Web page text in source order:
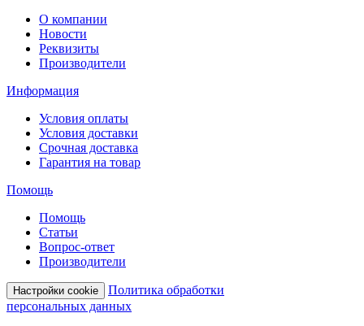
О компании
Новости
Реквизиты
Производители
Информация
Условия оплаты
Условия доставки
Срочная доставка
Гарантия на товар
Помощь
Помощь
Статьи
Вопрос-ответ
Производители
Настройки cookie
Политика обработки
персональных данных